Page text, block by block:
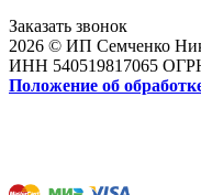
Заказать звонок
2026 © ИП Семченко
ИНН 540519817065
Положение об